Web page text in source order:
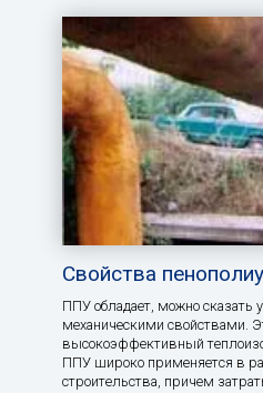
Свойства
ППУ обладает, можно
механическими свойствами.
высокоэффективный
ППУ широко применяется в
строительства, причем